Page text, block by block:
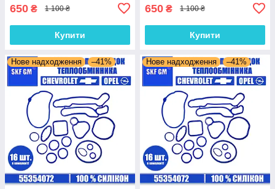
650 ₴ 1 100 ₴
Купити
650 ₴ 1 100 ₴
Купити
Нове надходження –41% Нове надходження –41%